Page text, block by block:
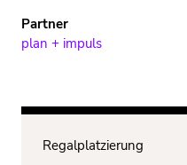
plan + impuls
Regalplatzierung